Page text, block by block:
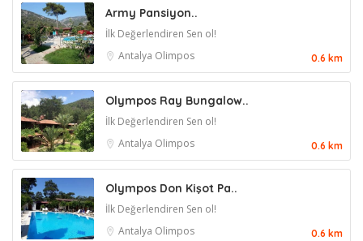
Army Pansiyon..
İlk Değerlendiren Sen ol!
Antalya Olimpos 0.6 km
Olympos Ray Bungalow..
İlk Değerlendiren Sen ol!
Antalya Olimpos 0.6 km
Olympos Don Kişot Pa..
İlk Değerlendiren Sen ol!
Antalya Olimpos 0.6 km